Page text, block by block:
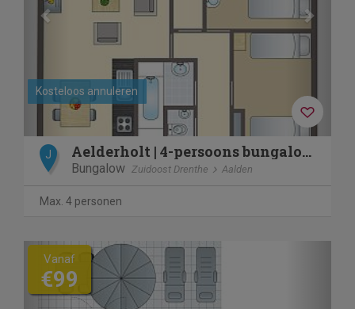
Kosteloos annuleren
J Aelderholt | 4-persoons bungalow | 4B
Bungalow Zuidoost Drenthe Aalden
Max. 4 personen
Previous
Vanaf
€99